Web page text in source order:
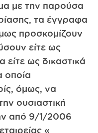
με την παρούσα
τα έγγραφα
προσκομίζουν
είτε ως
είτε ως δικαστικά
οποία
όμως, να
ουσιαστική
από 9/1/2006
«_______